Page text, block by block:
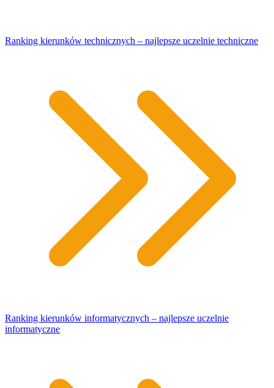
Ranking kierunków technicznych – najlepsze uczelnie techniczne
Ranking kierunków informatycznych – najlepsze uczelnie
informatyczne